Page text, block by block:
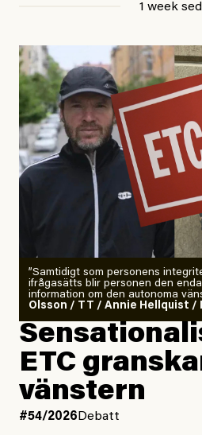
1 week
”Samtidigt som personens
ifrågasätts blir personen den
information om den autonoma
Olsson / TT / Annie Hellquist /
ETC
vänstern
#54/2026 Debatt